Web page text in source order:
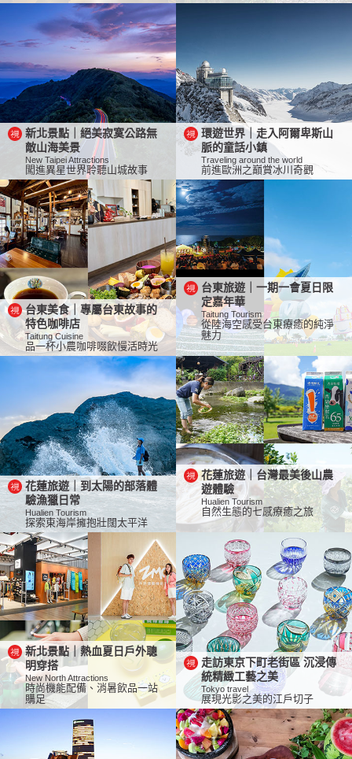
新北景點｜絕美寂寞公路無
敵山海美景
New Taipei Attractions
闖進異星世界聆聽山城故事
環遊世界｜走入阿爾卑斯山
脈的童話小鎮
Traveling around the world
前進歐洲之巔賞冰川奇觀
台東美食｜專屬台東故事的
特色咖啡店
Taitung Cuisine
品一杯小農咖啡啜飲慢活時光
台東旅遊｜一期一會夏日限
定嘉年華
Taitung Tourism
從陸海空感受台東療癒的純淨
魅力
花蓮旅遊｜到太陽的部落體
驗漁獵日常
Hualien Tourism
探索東海岸擁抱壯闊太平洋
花蓮旅遊｜台灣最美後山農
遊體驗
Hualien Tourism
自然生態的七感療癒之旅
新北景點｜熱血夏日戶外聰
明穿搭
New North Attractions
時尚機能配備、消暑飲品一站
購足
走訪東京下町老街區 沉浸傳
統精緻工藝之美
Tokyo travel
展現光影之美的江戶切子